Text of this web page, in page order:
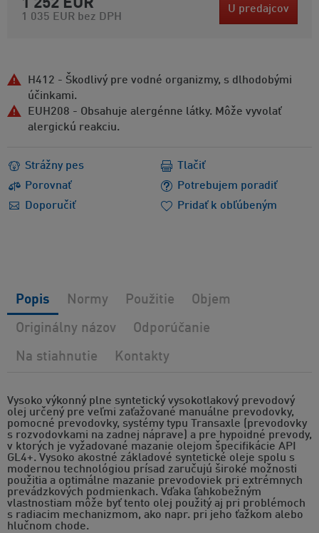
1 252 EUR
1 035 EUR bez DPH
U predajcov
H412 - Škodlivý pre vodné organizmy, s dlhodobými
účinkami.
EUH208 - Obsahuje alergénne látky. Môže vyvolať
alergickú reakciu.
Strážny pes
Porovnať
Potrebujem poradiť
Doporučiť
Tlačiť
Pridať k obľúbeným
Vysoko výkonný plne syntetický vysokotlakový prevodový
olej určený pre veľmi zaťažované manuálne prevodovky,
pomocné prevodovky, systémy typu Transaxle (prevodovky
s rozvodovkami na zadnej náprave) a pre hypoidné prevody,
v ktorých je vyžadované mazanie olejom špecifikácie API
GL4+. Vysoko akostné základové syntetické oleje spolu s
modernou technológiou prísad zaručujú široké možnosti
použitia a optimálne mazanie prevodoviek pri extrémnych
prevádzkových podmienkach. Vďaka ľahkobežným
vlastnostiam môže byť tento olej použitý aj pri problémoch
s radiacim mechanizmom, ako napr. pri jeho ťažkom alebo
hlučnom chode.
Popis Normy Použitie Objem
Originálny názov Odporúčanie
Na stiahnutie Kontakty